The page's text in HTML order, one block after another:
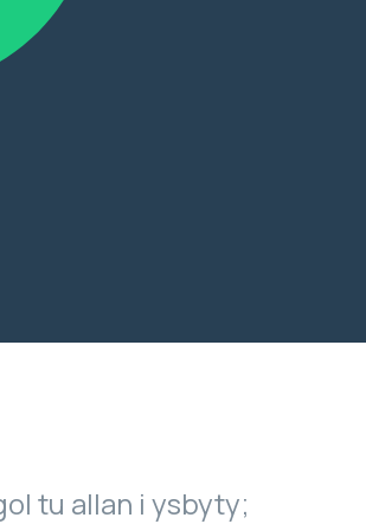
tu allan i ysbyty;